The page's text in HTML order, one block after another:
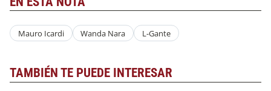
Mauro Icardi Wanda Nara L-Gante
TAMBIÉN TE PUEDE INTERESAR